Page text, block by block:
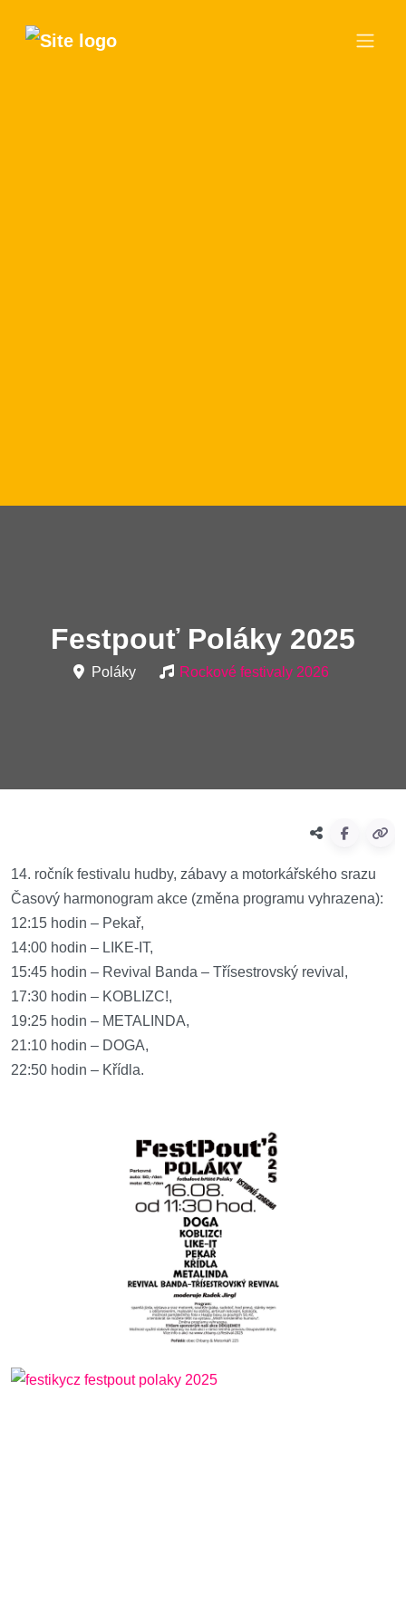
Festpouť Poláky 2025
Poláky Rockové festivaly 2026
14. ročník festivalu hudby, zábavy a motorkářského srazu
Časový harmonogram akce (změna programu vyhrazena):
12:15 hodin – Pekař,
14:00 hodin – LIKE-IT,
15:45 hodin – Revival Banda – Třísestrovský revival,
17:30 hodin – KOBLIZC!,
19:25 hodin – METALINDA,
21:10 hodin – DOGA,
22:50 hodin – Křídla.